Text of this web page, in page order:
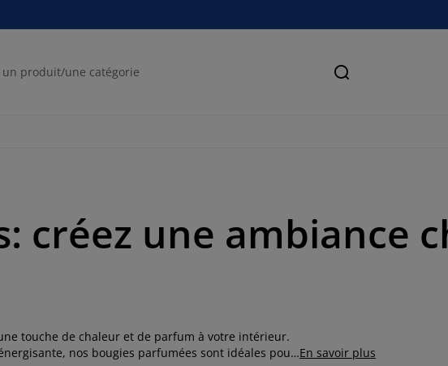
Recherche
créez une ambiance
touche de chaleur et de parfum à votre intérieur.
nos bougies parfumées sont idéales pour En savoir plus